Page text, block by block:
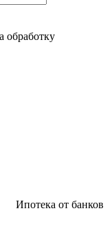
обработку
Ипотека от банков